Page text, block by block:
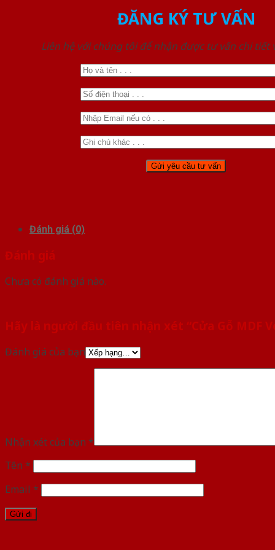
ĐĂNG KÝ TƯ VẤN
Liên hệ với chúng tôi để nhận được tư vấn chi tiết
Đánh giá (0)
Đánh giá
Chưa có đánh giá nào.
Hãy là người đầu tiên nhận xét “Cửa Gỗ MDF
Đánh giá của bạn
Nhận xét của bạn *
Tên *
Email *